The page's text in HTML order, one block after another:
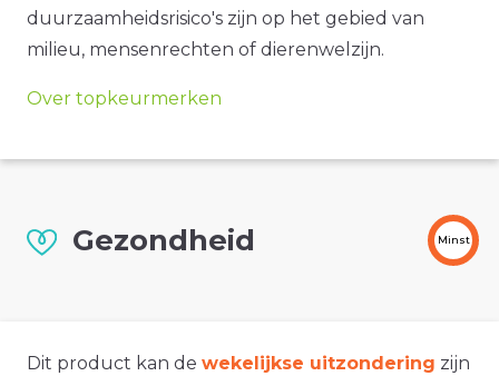
duurzaamheidsrisico's zijn op het gebied van
milieu, mensenrechten of dierenwelzijn.
Over topkeurmerken
Gezondheid Minst
Dit product kan de wekelijkse uitzondering zijn